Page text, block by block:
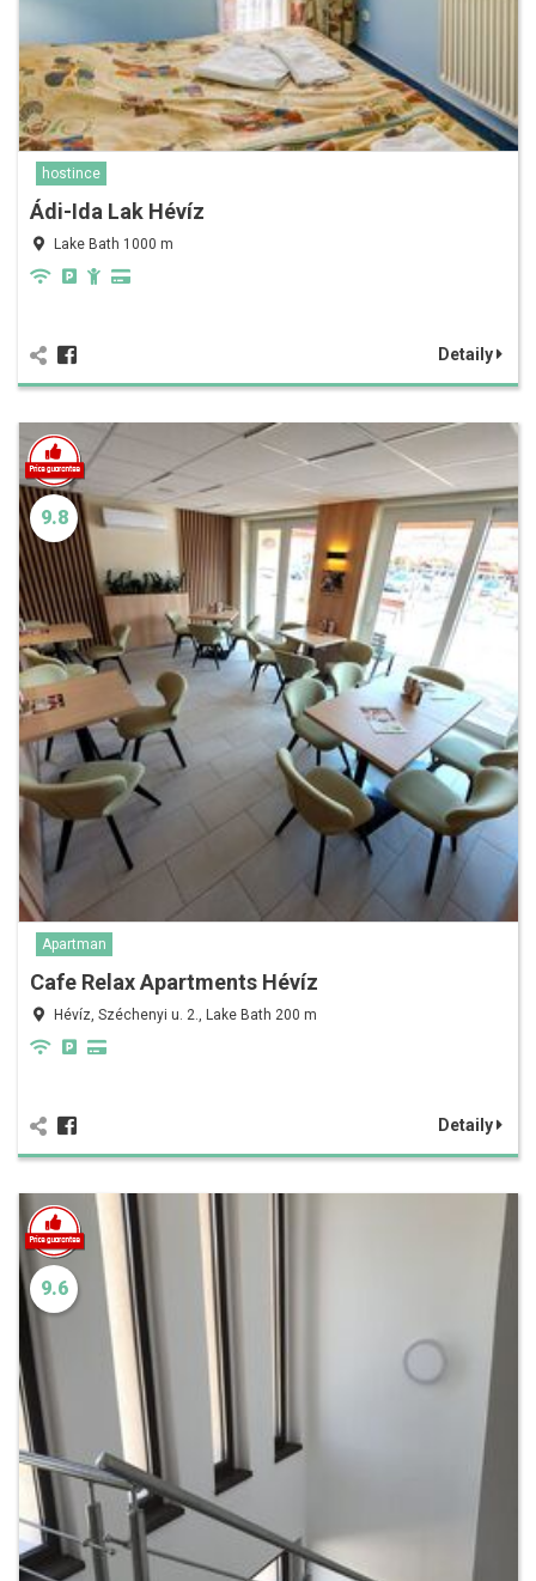
hostince
Ádi-Ida Lak Hévíz
Lake Bath 1000 m
Detaily
9.8
Apartman
Cafe Relax Apartments Hévíz
Hévíz, Széchenyi u. 2., Lake Bath 200 m
Detaily
9.6